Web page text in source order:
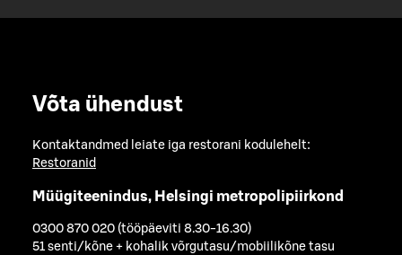
Võta ühendust
Kontaktandmed leiate iga restorani kodulehelt:
Restoranid
Müügiteenindus, Helsingi metropolipiirkond
0300 870 020 (tööpäeviti 8.30-16.30)
51 senti/kõne + kohalik võrgutasu/mobiilikõne tasu